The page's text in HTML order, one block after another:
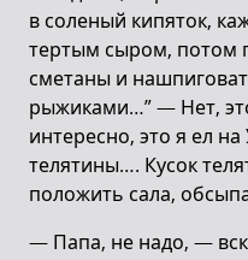
в соленый кипяток,
тертым сыром, потом
сметаны и
рыжиками…” — Нет,
интересно, это я ел
телятины…. Кусок
положить сала,
— Папа, не надо, —